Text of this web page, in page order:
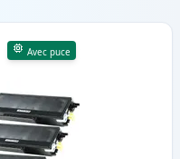
Avec puce